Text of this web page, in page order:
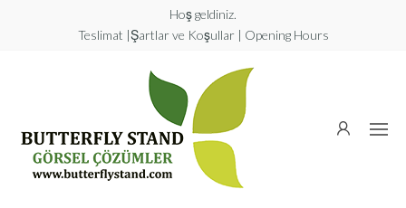
Hoş geldiniz.
Teslimat |Şartlar ve Koşullar | Opening Hours
Görsel